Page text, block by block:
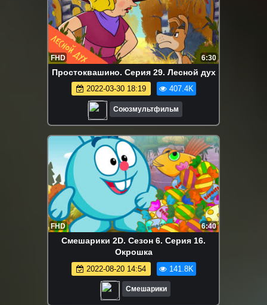
FHD 6:30
Простоквашино. Серия 29. Лесной дух
2022-03-30 18:19 407.4K
Союзмультфильм
FHD 6:40
Смешарики 2D. Сезон 6. Серия 16.
Окрошка
2022-08-20 14:54 141.8K
Смешарики